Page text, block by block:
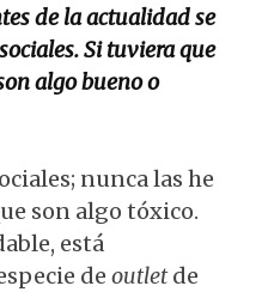
de la actualidad se
Si tuviera que
algo bueno o
nunca las he
son algo tóxico.
está
de outletde